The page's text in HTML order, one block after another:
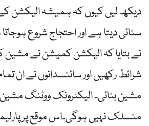
دیکھ لیں کیوں کہ ہمیشہ الیکشن کے
سنائی دیتا ہے اور احتجاج شروع
مشین بنائی۔ الیکٹرونک ووٹنگ
منسلک نہیں ہوگی۔اس موقع پر